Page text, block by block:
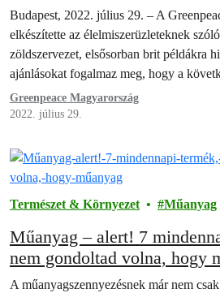
Budapest, 2022. július 29. – A
elkészítette az élelmiszerüzleteknek
zöldszervezet, elsősorban brit példákra
ajánlásokat fogalmaz meg, hogy a
Greenpeace Magyarország
2022. július 29.
Természet & Környezet Műanyag
Műanyag – alert! 7
nem gondoltad volna, hogy
A műanyagszennyezésnek már nem